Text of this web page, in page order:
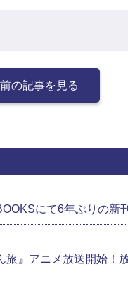
前の記事を見る
にて6年ぶりの新
旅』アニメ放送開始！